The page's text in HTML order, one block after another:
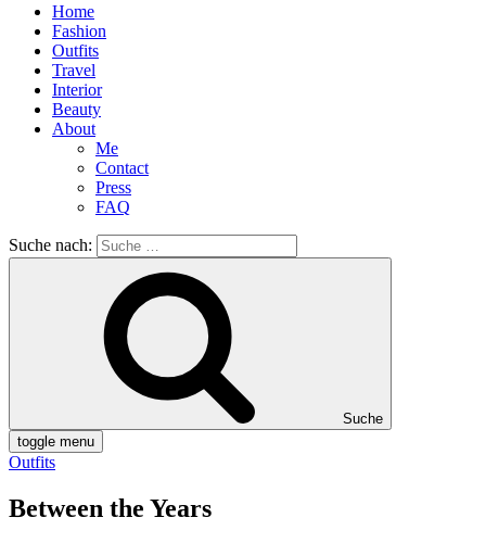
Home
Fashion
Outfits
Travel
Interior
Beauty
About
Me
Contact
Press
FAQ
Suche nach:
Suche
toggle menu
Outfits
Between the Years